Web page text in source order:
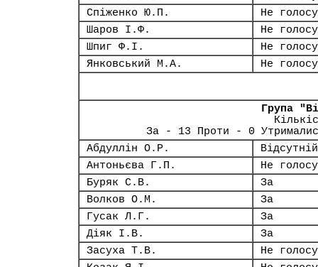
Спіженко Ю.П.
Не
Шаров І.Ф.
Не
Шпиг Ф.І.
Не
Янковський М.А.
Не
Група
За - 13 Проти - 0
Абдуллін О.Р.
Відсутній
Антоньєва Г.П.
Не
Буряк С.В.
За
Волков О.М.
За
Гусак Л.Г.
За
Діяк І.В.
За
Засуха Т.В.
Не